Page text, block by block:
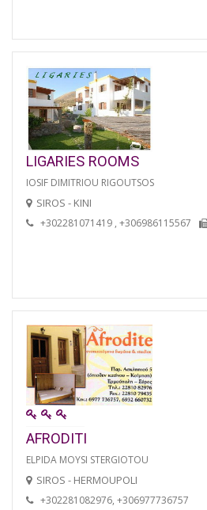
LIGARIES ROOMS
IOSIF DIMITRIOU RIGOUTSOS
SIROS - KINI
+302281071419 , +306986115567
AFRODITI
ELPIDA MOYSI STERGIOTOU
SIROS - HERMOUPOLI
+302281082976, +306977736757